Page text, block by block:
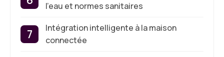
l’eau et normes sanitaires
Intégration intelligente à la maison
connectée